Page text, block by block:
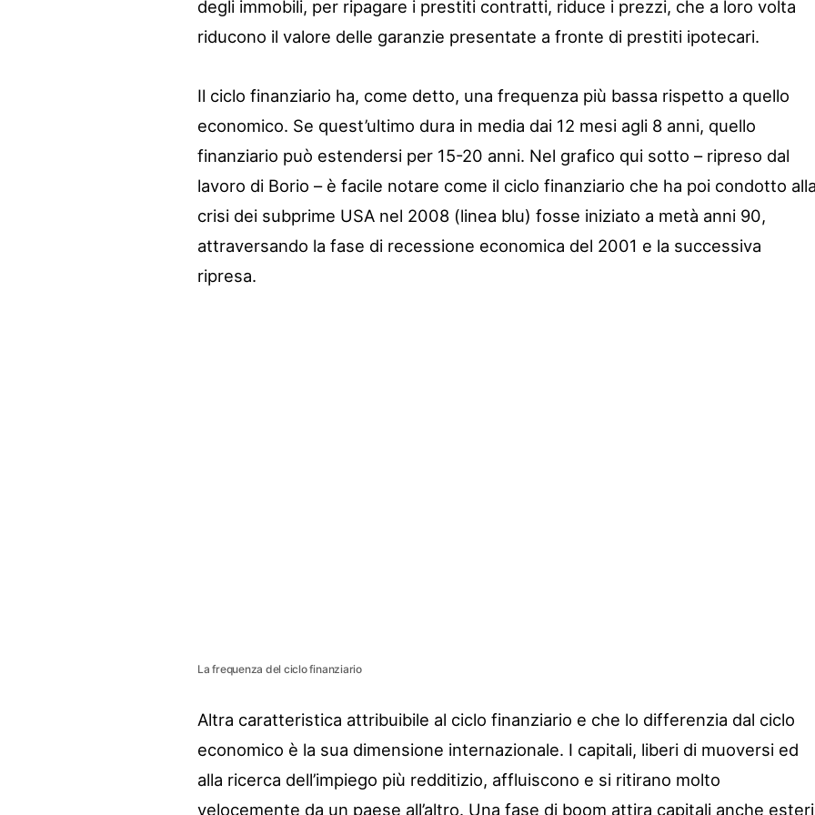
degli immobili, per ripagare i prestiti contratti, riduce i prezzi, che a loro volta
riducono il valore delle garanzie presentate a fronte di prestiti ipotecari.
Il ciclo finanziario ha, come detto, una frequenza più bassa rispetto a quello
economico. Se quest’ultimo dura in media dai 12 mesi agli 8 anni, quello
finanziario può estendersi per 15-20 anni. Nel grafico qui sotto – ripreso dal
lavoro di Borio – è facile notare come il ciclo finanziario che ha poi condotto
crisi dei subprime USA nel 2008 (linea blu) fosse iniziato a metà anni 90,
attraversando la fase di recessione economica del 2001 e la successiva
ripresa.
La frequenza del ciclo finanziario
Altra caratteristica attribuibile al ciclo finanziario e che lo differenzia dal ciclo
economico è la sua dimensione internazionale. I capitali, liberi di muoversi ed
alla ricerca dell’impiego più redditizio, affluiscono e si ritirano molto
velocemente da un paese all’altro. Una fase di boom attira capitali anche